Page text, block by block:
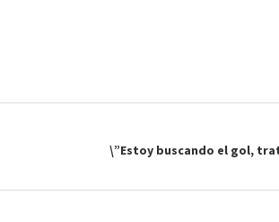
\”Estoy buscando el gol,